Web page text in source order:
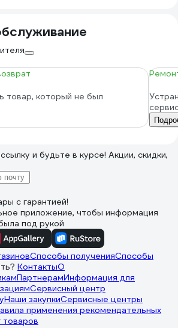
товар, который не был
и будьте в курсе! Акции, скидки,
с гарантией!
приложение, чтобы информация
под рукой
Способы полученияСпособы
КонтактыО
ПартнерамИнформация для
Сервисный центр
Наши закупкиСервисные центры
применения рекомендательных
товаров